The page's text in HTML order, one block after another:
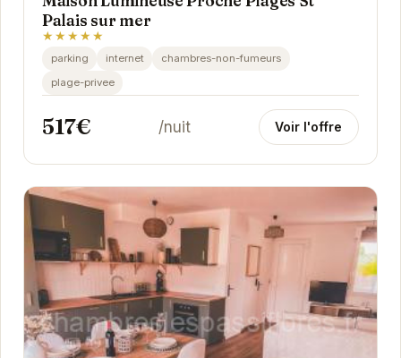
Palais sur mer
★★★★★
parking internet
chambres-non-fumeurs
plage-privee
517€ /nuit Voir l'offre